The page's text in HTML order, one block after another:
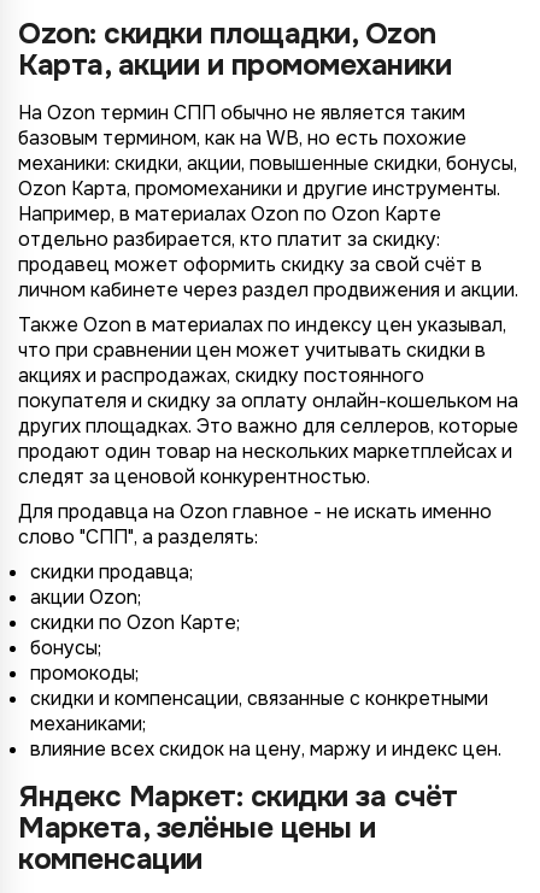
Ozon: скидки площадки, Ozon
Карта, акции и промомеханики
На Ozon термин СПП обычно не является таким
базовым термином, как на WB, но есть похожие
механики: скидки, акции, повышенные скидки, бонусы,
Ozon Карта, промомеханики и другие инструменты.
Например, в материалах Ozon по Ozon Карте
отдельно разбирается, кто платит за скидку:
продавец может оформить скидку за свой счёт в
личном кабинете через раздел продвижения и акции.
Также Ozon в материалах по индексу цен указывал,
что при сравнении цен может учитывать скидки в
акциях и распродажах, скидку постоянного
покупателя и скидку за оплату онлайн-кошельком на
других площадках. Это важно для селлеров, которые
продают один товар на нескольких маркетплейсах и
следят за ценовой конкурентностью.
Для продавца на Ozon главное - не искать именно
слово "СПП", а разделять:
скидки продавца;
акции Ozon;
скидки по Ozon Карте;
бонусы;
промокоды;
скидки и компенсации, связанные с конкретными
механиками;
влияние всех скидок на цену, маржу и индекс цен.
Яндекс Маркет: скидки за счёт
Маркета, зелёные цены и
компенсации